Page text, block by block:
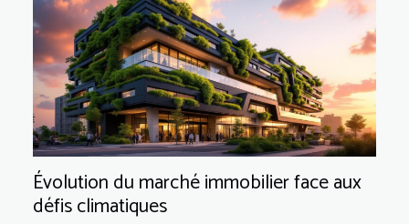
Évolution du marché immobilier face aux
défis climatiques